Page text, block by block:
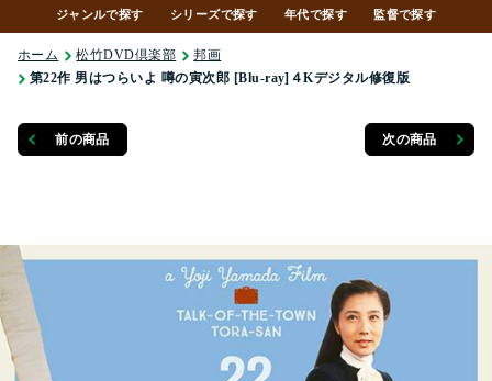
ジャンルで探す シリーズで探す 年代で探す 監督で探す
ホーム 松竹DVD倶楽部
邦画
第22作 男はつらいよ 噂の寅次郎 [Blu-ray]４Kデジタル修復版
前の商品 次の商品